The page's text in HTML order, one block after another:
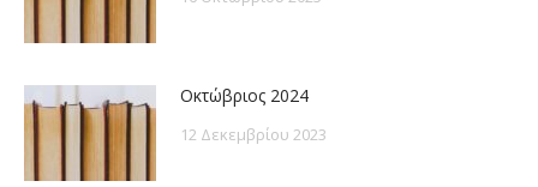
Οκτώβριος 2024
12 Δεκεμβρίου 2023